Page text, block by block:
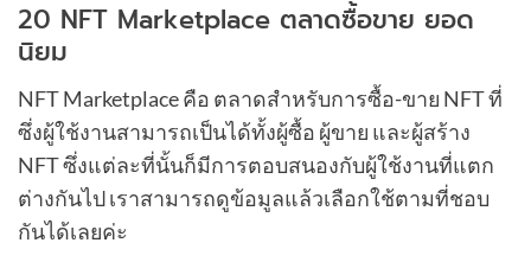
20 NFT Marketplace ตลาดซื้อขาย ยอด
นิยม
NFT Marketplace คือ ตลาดสำหรับการซื้อ-ขาย NFT ที่
ซึ่งผู้ใช้งานสามารถเป็นได้ทั้งผู้ซื้อ ผู้ขาย และผู้สร้าง
NFT ซึ่งแต่ละที่นั้นก็มีการตอบสนองกับผู้ใช้งานที่แตก
ต่างกันไป เราสามารถดูข้อมูลแล้วเลือกใช้ตามที่ชอบ
กันได้เลยค่ะ